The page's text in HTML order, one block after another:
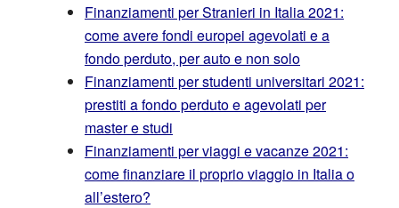
Finanziamenti per Stranieri in Italia 2021:
come avere fondi europei agevolati e a
fondo perduto, per auto e non solo
Finanziamenti per studenti universitari 2021:
prestiti a fondo perduto e agevolati per
master e studi
Finanziamenti per viaggi e vacanze 2021:
come finanziare il proprio viaggio in Italia o
all’estero?